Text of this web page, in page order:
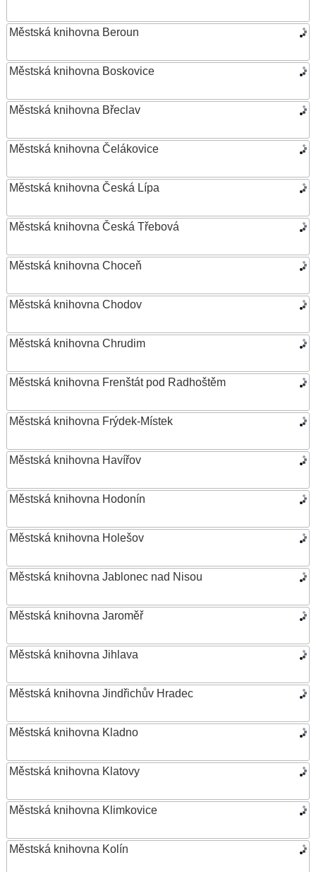
Městská knihovna Beroun
Městská knihovna Boskovice
Městská knihovna Břeclav
Městská knihovna Čelákovice
Městská knihovna Česká Lípa
Městská knihovna Česká Třebová
Městská knihovna Choceň
Městská knihovna Chodov
Městská knihovna Chrudim
Městská knihovna Frenštát pod Radhoštěm
Městská knihovna Frýdek-Místek
Městská knihovna Havířov
Městská knihovna Hodonín
Městská knihovna Holešov
Městská knihovna Jablonec nad Nisou
Městská knihovna Jaroměř
Městská knihovna Jihlava
Městská knihovna Jindřichův Hradec
Městská knihovna Kladno
Městská knihovna Klatovy
Městská knihovna Klimkovice
Městská knihovna Kolín